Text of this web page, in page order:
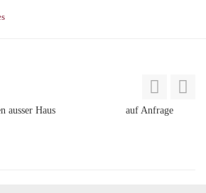
ausser Haus auf Anfrage